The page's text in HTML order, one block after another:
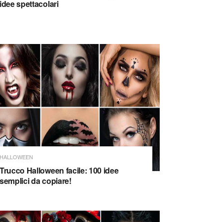
idee spettacolari
HALLOWEEN
Trucco Halloween facile: 100 idee
semplici da copiare!